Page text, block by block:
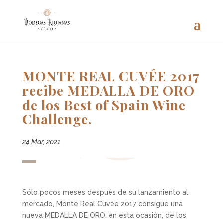
MONTE REAL CUVÉE 2017
recibe MEDALLA DE ORO
de los Best of Spain Wine
Challenge.
24 Mar, 2021
Sólo pocos meses después de su lanzamiento al
mercado, Monte Real Cuvée 2017 consigue una
nueva MEDALLA DE ORO, en esta ocasión, de los